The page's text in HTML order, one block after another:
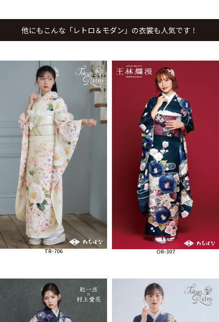
他にもこんな「レトロ＆モダン」の衣裳も人気です！
TR-706 OR-307